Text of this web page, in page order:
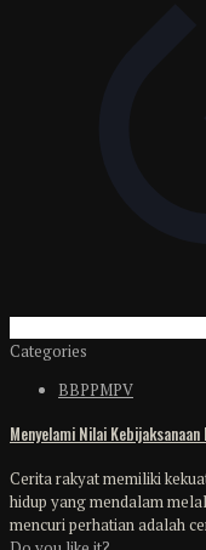
Categories
BBPPMPV
Menyelami Nilai
Cerita rakyat memiliki
hidup yang mendalam
mencuri perhatian adalah